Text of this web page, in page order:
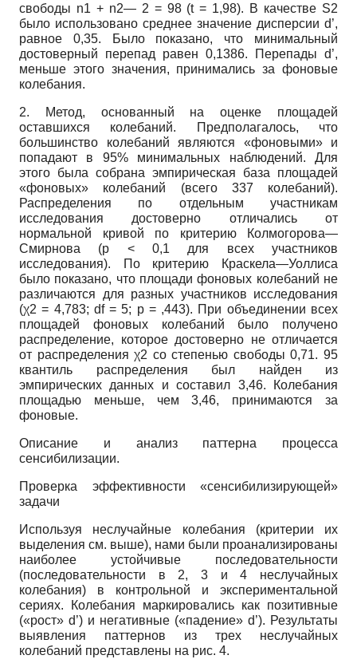
свободы n1 + n2— 2 = 98 (t = 1,98). В качестве S2
было использовано среднее значение дисперсии d’,
равное 0,35. Было показано, что минимальный
достоверный перепад равен 0,1386. Перепады d’,
меньше этого значения, принимались за фоновые
колебания.
2. Метод, основанный на оценке площадей
оставшихся колебаний. Предполагалось, что
большинство колебаний являются «фоновыми» и
попадают в 95% минимальных наблюдений. Для
этого была собрана эмпирическая база площадей
«фоновых» колебаний (всего 337 колебаний).
Распределения по отдельным участникам
исследования достоверно отличались от
нормальной кривой по критерию Колмогорова—
Смирнова (p < 0,1 для всех участников
исследования). По критерию Краскела—Уоллиса
было показано, что площади фоновых колебаний не
различаются для разных участников исследования
(χ2 = 4,783; df = 5; p = ,443). При объединении всех
площадей фоновых колебаний было получено
распределение, которое достоверно не отличается
от распределения χ2 со степенью свободы 0,71. 95
квантиль распределения был найден из
эмпирических данных и составил 3,46. Колебания
площадью меньше, чем 3,46, принимаются за
фоновые.
Описание и анализ паттерна процесса
сенсибилизации.
Проверка эффективности «сенсибилизирующей»
задачи
Используя неслучайные колебания (критерии их
выделения см. выше), нами были проанализированы
наиболее устойчивые последовательности
(последовательности в 2, 3 и 4 неслучайных
колебания) в контрольной и экспериментальной
сериях. Колебания маркировались как позитивные
(«рост» d’) и негативные («падение» d’). Результаты
выявления паттернов из трех неслучайных
колебаний представлены на рис. 4.